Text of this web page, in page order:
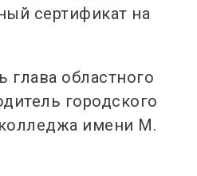
сертификат на
областного
городского
имени М.